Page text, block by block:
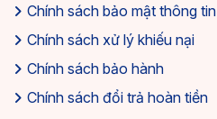
Chính sách bảo mật thông tin
Chính sách xử lý khiếu nại
Chính sách bảo hành
Chính sách đổi trả hoàn tiền